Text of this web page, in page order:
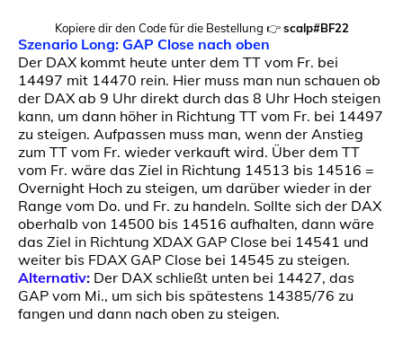
Kopiere dir den Code für die Bestellung 👉scalp#BF22
Szenario Long: GAP Close nach oben
Der DAX kommt heute unter dem TT vom Fr. bei
14497 mit 14470 rein. Hier muss man nun schauen ob
der DAX ab 9 Uhr direkt durch das 8 Uhr Hoch steigen
kann, um dann höher in Richtung TT vom Fr. bei 14497
zu steigen. Aufpassen muss man, wenn der Anstieg
zum TT vom Fr. wieder verkauft wird. Über dem TT
vom Fr. wäre das Ziel in Richtung 14513 bis 14516 =
Overnight Hoch zu steigen, um darüber wieder in der
Range vom Do. und Fr. zu handeln. Sollte sich der DAX
oberhalb von 14500 bis 14516 aufhalten, dann wäre
das Ziel in Richtung XDAX GAP Close bei 14541 und
weiter bis FDAX GAP Close bei 14545 zu steigen.
Alternativ: Der DAX schließt unten bei 14427, das
GAP vom Mi., um sich bis spätestens 14385/76 zu
fangen und dann nach oben zu steigen.